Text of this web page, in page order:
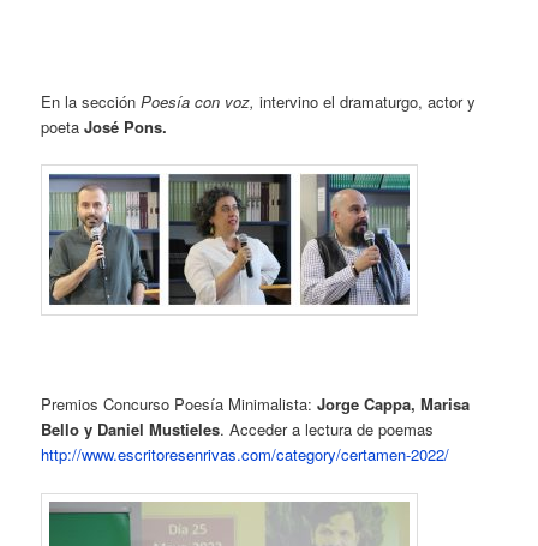
En la secciónPoesía con voz,intervino el dramaturgo, actor y
poetaJosé Pons.
Premios Concurso Poesía Minimalista:Jorge Cappa, Marisa
Bello y Daniel Mustieles. Acceder a lectura de poemas
http://www.escritoresenrivas.com/category/certamen-2022/